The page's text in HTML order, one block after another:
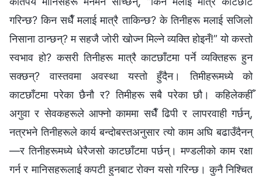
गरिन्छ? किन सधैँ मलाई मात्रै ताकिन्छ? के तिनीहरू मलाई सजिलो
निसाना ठान्छन्? म सहजै जोरी खोज्‍न मिल्ने व्यक्ति होइनँ!” यो कस्तो
स्वभाव हो? कसरी तिनीहरू मात्रै काटछाँटमा पर्ने व्यक्तिहरू हुन
सक्छन्? वास्तवमा अवस्था यस्तो हुँदैन। तिमीहरूमध्ये को
काटछाँटमा परेका छैनौ र? तिमीहरू सबै परेका छौ। कहिलेकहीँ
अगुवा र सेवकहरूले आफ्‍नो काममा सधैँ ढिपी र लापरवाही गर्छन्,
नत्रभने तिनीहरूले कार्य बन्दोबस्तअनुसार त्यो काम अघि बढाउँदैनन्
—र तिनीहरूमध्ये धेरैजसो काटछाँटमा पर्छन्। मण्डलीको काम रक्षा
गर्न र मानिसहरूलाई कपटी हुनबाट रोक्‍न यसो गरिन्छ। कुनै निश्‍चित